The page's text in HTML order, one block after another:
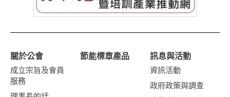
關於公會
成立宗旨及會員
服務
節能標章產品
訊息與活動
資訊活動
政府政策與調查